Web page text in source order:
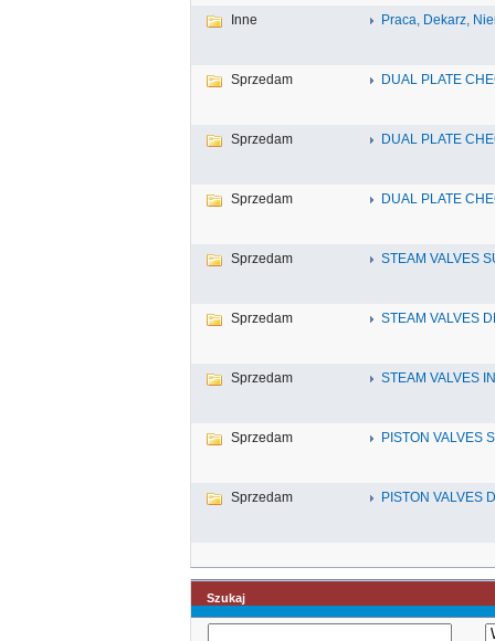
Inne Praca, Dekarz,
Sprzedam DUAL PLATE
Sprzedam DUAL PLATE
Sprzedam DUAL PLATE
Sprzedam STEAM VALVES
Sprzedam STEAM VALVES
Sprzedam STEAM VALVES
Sprzedam PISTON VALVES
Sprzedam PISTON VALVES
Szukaj